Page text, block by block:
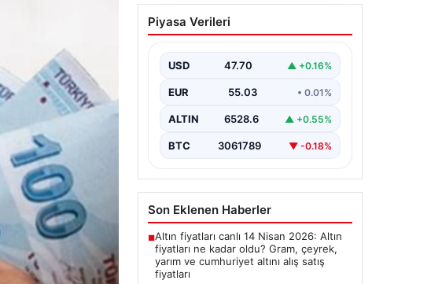
2 yaşındaki bebeği
Heimlich manevrasıyla
{“title”: “2 Yaşındaki Bebeği
Görevlilere Takdir Belgesi”,
Piyasa Verileri
USD 47.70 ▲ +0.16%
EUR 55.03 • 0.01%
ALTIN 6528.6 ▲ +0.55%
BTC 3061789 ▼ -0.18%
Son Eklenen Haberler
■Altın fiyatları canlı 14 Nisan 2026: Altın
fiyatları ne kadar oldu? Gram, çeyrek,
yarım ve cumhuriyet altını alış satış
fiyatları